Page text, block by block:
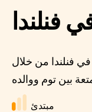
فنلندا
فنلندا من خلال
مبتدئ